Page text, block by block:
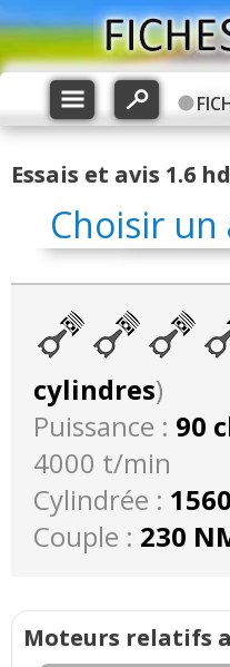
Essais et avis 1.6
Choisir
cylindres)
Puissance : 90
4000 t/min
Cylindrée :
Couple : 230
Moteurs relatifs